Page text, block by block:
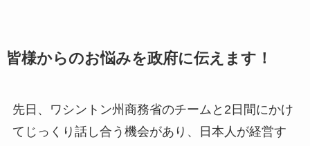
皆様からのお悩みを政府に伝えます！
先日、ワシントン州商務省のチームと2日間にかけ
てじっくり話し合う機会があり、日本人が経営す